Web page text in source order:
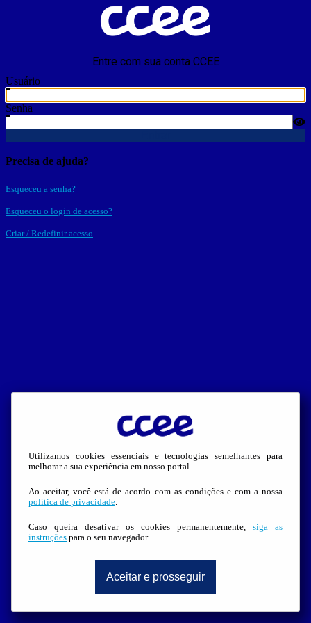
Entre com sua conta CCEE
Usuário
Senha
Precisa de ajuda?
Esqueceu a senha?
Esqueceu o login de acesso?
Criar / Redefinir acesso
Utilizamos cookies essenciais e tecnologias semelhantes para
melhorar a sua experiência em nosso portal.
Ao aceitar, você está de acordo com as condições e com a nossa
política de privacidade.
Caso queira desativar os cookies permanentemente, siga as
instruções para o seu navegador.
Aceitar e prosseguir